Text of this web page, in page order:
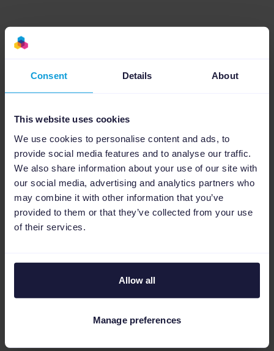
Consent Details About
This website uses cookies
We use cookies to personalise content and ads, to
provide social media features and to analyse our traffic.
We also share information about your use of our site with
our social media, advertising and analytics partners who
may combine it with other information that you’ve
provided to them or that they’ve collected from your use
of their services.
Allow all
Manage preferences
atributos relevantes como la marca, el
darle un empujoncito inicial a tus
productos.
Reduce los tiempos de envío, los
tiempos de respuesta y el número de
pedidos defectuosos.
Amazon.
En el siguiente blog te ofrecemos más
te ayudarán aanunciar tus productos con